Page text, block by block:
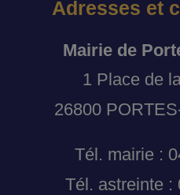
Adresses et
Mairie de
1 Place de
26800
Tél. mairie :
Tél. astreinte :